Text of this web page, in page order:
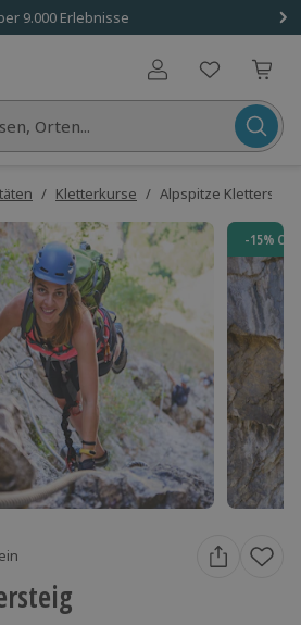
9.000 Erlebnisse
Benutzerkonto
Orten...
/ Kletterkurse / Alpspitze Klettersteig
-15%